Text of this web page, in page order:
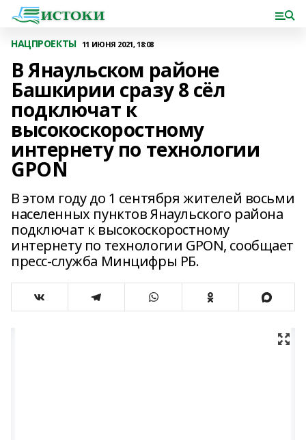
НАЦПРОЕКТЫ 11 ИЮНЯ 2021, 18:08
В Янаульском районе
Башкирии сразу 8 сёл
подключат к
высокоскоростному
интернету по технологии
GPON
В этом году до 1 сентября жителей восьми
населенных пунктов Янаульского района
подключат к высокоскоростному
интернету по технологии GPON, сообщает
пресс-служба Минцифры РБ.